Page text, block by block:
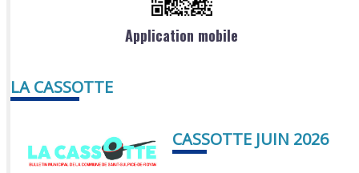
Application mobile
LA CASSOTTE
CASSOTTE JUIN 2026